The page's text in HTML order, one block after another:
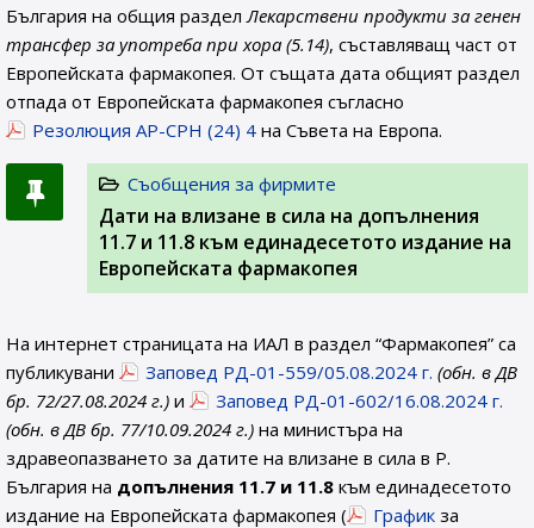
България на общия разделЛекарствени продукти за генен
трансфер за употреба при хора (5.14), съставляващ част от
Европейската фармакопея. От същата дата общият раздел
отпада от Европейската фармакопея съгласно
Резолюция AP-CPH (24) 4 на Съвета на Европа.
Съобщения за фирмите
Дати на влизане в сила на допълнения
11.7 и 11.8 към единадесетото издание на
Европейската фармакопея
На интернет страницата на ИАЛ в раздел “Фармакопея” са
публикувани
Заповед РД-01-559/05.08.2024 г. (обн. в ДВ
бр. 72/27.08.2024 г.) и
Заповед РД-01-602/16.08.2024 г.
(обн. в ДВ бр. 77/10.09.2024 г.) на министъра на
здравеопазването за датите на влизане в сила в Р.
България на допълнения 11.7 и 11.8 към единадесетото
издание на Европейската фармакопея (
График за